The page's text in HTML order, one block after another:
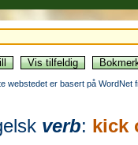
webstedet er basert på WordNet
verb: kick